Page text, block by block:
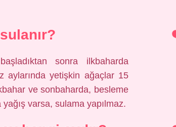
sonra ilkbaharda
aylarında yetişkin ağaçlar 15
ve sonbaharda, besleme
varsa, sulama yapılmaz.